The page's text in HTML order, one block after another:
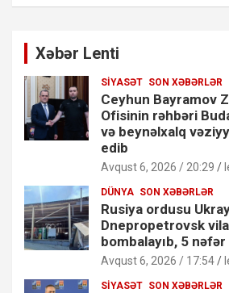
Xəbər Lenti
SIYASƏT SON XƏBƏRLƏR
Ceyhun Bayramov
Ofisinin rəhbəri
və beynəlxalq
edib
Avqust 6, 2026 / 20:29
DÜNYA SON XƏBƏRLƏR
Rusiya ordusu
Dnepropetrovsk
bombalayıb, 5
Avqust 6, 2026 / 17:54
SIYASƏT SON XƏBƏRLƏR